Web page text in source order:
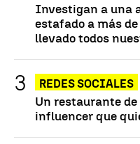
Investigan a una
estafado a más
llevado todos
REDES SOCIALES
Un restaurante
influencer que